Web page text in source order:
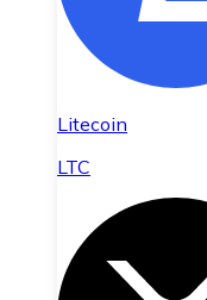
Litecoin
LTC